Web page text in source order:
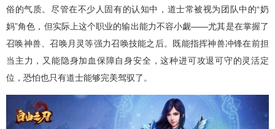
俗的气质。尽管在不少人固有的认知中，道士常被视为团队中的“奶
妈”角色，但实际上这个职业的输出能力不容小觑——尤其是在掌握了
召唤神兽、召唤月灵等强力召唤技能之后。既能指挥神兽冲锋在前担
当主力，又能隐身加血保障自身安全，这种进可攻退可守的灵活定
位，恐怕也只有道士能够完美驾驭了。